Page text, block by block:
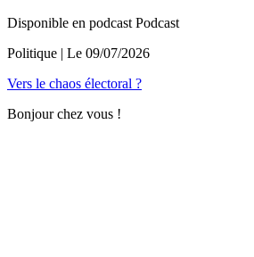
Disponible en podcast Podcast
Politique | Le 09/07/2026
Vers le chaos électoral ?
Bonjour chez vous !